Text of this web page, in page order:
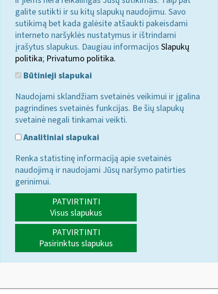
galite sutikti ir su kitų slapukų naudojimu. Savo
sutikimą bet kada galėsite atšaukti pakeisdami
interneto naršyklės nustatymus ir ištrindami
įrašytus slapukus. Daugiau informacijos Slapukų
politika; Privatumo politika.
Būtinieji slapukai
Naudojami sklandžiam svetainės veikimui ir įgalina
pagrindines svetainės funkcijas. Be šių slapukų
svetainė negali tinkamai veikti.
Analitiniai slapukai
Renka statistinę informaciją apie svetainės
naudojimą ir naudojami Jūsų naršymo patirties
gerinimui.
PATVIRTINTI
Visus slapukus
PATVIRTINTI
Pasirinktus slapukus